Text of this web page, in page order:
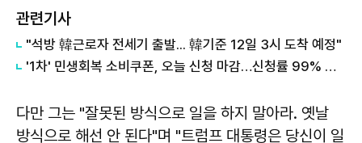
관련기사
"석방 韓근로자 전세기 출발... 韓기준 12일 3시 도착 예정"
'1차' 민생회복 소비쿠폰, 오늘 신청 마감…신청률 99% 육박
다만 그는 "잘못된 방식으로 일을 하지 말아라. 옛날
방식으로 해선 안 된다"며 "트럼프 대통령은 당신이 일